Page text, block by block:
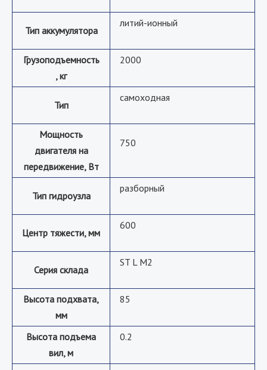
Тип аккумулятора
литий-ионный
Грузоподъемность
, кг
2000
Тип
самоходная
Мощность
двигателя на
передвижение, Вт
750
Тип гидроузла
разборный
Центр тяжести, мм
600
Серия склада
ST L M2
Высота подхвата,
мм
85
Высота подъема
вил, м
0.2